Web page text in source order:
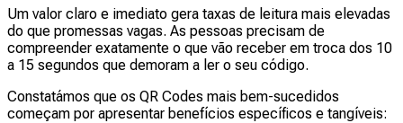
Um valor claro e imediato gera taxas de leitura mais elevadas
do que promessas vagas. As pessoas precisam de
compreender exatamente o que vão receber em troca dos 10
a 15 segundos que demoram a ler o seu código.
Constatámos que os QR Codes mais bem-sucedidos
começam por apresentar benefícios específicos e tangíveis: